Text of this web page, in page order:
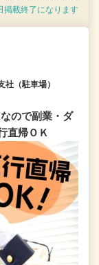
掲載終了になります
（駐車場）
ので副業・ダ
直帰ＯＫ